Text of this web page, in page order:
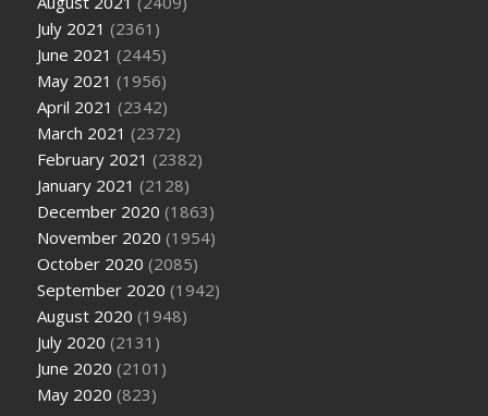
July 2021 (2361)
June 2021 (2445)
May 2021 (1956)
April 2021 (2342)
March 2021 (2372)
February 2021 (2382)
January 2021 (2128)
December 2020 (1863)
November 2020 (1954)
October 2020 (2085)
September 2020 (1942)
August 2020 (1948)
July 2020 (2131)
June 2020 (2101)
May 2020 (823)